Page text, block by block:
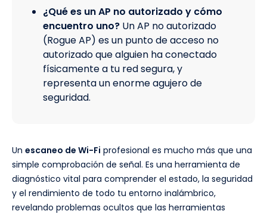
¿Qué es un AP no autorizado y cómo
encuentro uno? Un AP no autorizado
(Rogue AP) es un punto de acceso no
autorizado que alguien ha conectado
físicamente a tu red segura, y
representa un enorme agujero de
seguridad.
Un escaneo de Wi-Fi profesional es mucho más que una
simple comprobación de señal. Es una herramienta de
diagnóstico vital para comprender el estado, la seguridad
y el rendimiento de todo tu entorno inalámbrico,
revelando problemas ocultos que las herramientas